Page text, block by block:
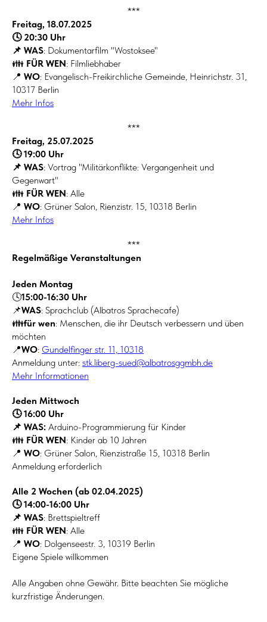
***
Freitag, 18.07.2025
🕓 20:30 Uhr
📌 WAS: Dokumentarfilm "Wostoksee"
👪 FÜR WEN: Filmliebhaber
📍 WO: Evangelisch-Freikirchliche Gemeinde, Heinrichstr. 31,
10317 Berlin
Mehr Infos
***
Freitag, 25.07.2025
🕓 19:00 Uhr
📌 WAS: Vortrag "Militärkonflikte: Vergangenheit und
Gegenwart"
👪 FÜR WEN: Alle
📍 WO: Grüner Salon, Rienzistr. 15, 10318 Berlin
Mehr Infos
***
Regelmäßige Veranstaltungen
Jeden Montag
🕓15:00-16:30 Uhr
📌WAS: Sprachclub (Albatros Sprachecafe)
👪für wen: Menschen, die ihr Deutsch verbessern und üben
möchten
📍WO: Gundelfinger str. 11, 10318
Anmeldung unter: stk.liberg-sued@albatrosggmbh.de
Mehr Informationen
Jeden Mittwoch
🕓 16:00 Uhr
📌 WAS: Arduino-Programmierung für Kinder
👪 FÜR WEN: Kinder ab 10 Jahren
📍 WO: Grüner Salon, Rienzistraße 15, 10318 Berlin
Anmeldung erforderlich
Alle 2 Wochen (ab 02.04.2025)
🕓 14:00-16:00 Uhr
📌 WAS: Brettspieltreff
👪 FÜR WEN: Alle
📍 WO: Dolgenseestr. 3, 10319 Berlin
Eigene Spiele willkommen
Alle Angaben ohne Gewähr. Bitte beachten Sie mögliche
kurzfristige Änderungen.